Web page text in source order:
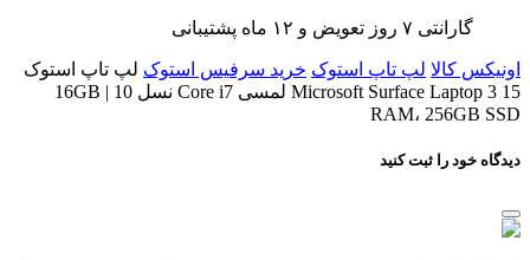
گارانتی ۷ روز تعویض و ۱۲ ماه پشتیبانی
اونیکس کالا لپ تاپ استوک خرید سرفیس استوک لپ تاپ استوک
Microsoft Surface Laptop 3 15 لمسی Core i7 نسل 10 | 16GB
RAM، 256GB SSD
دیدگاه خود را ثبت کنید